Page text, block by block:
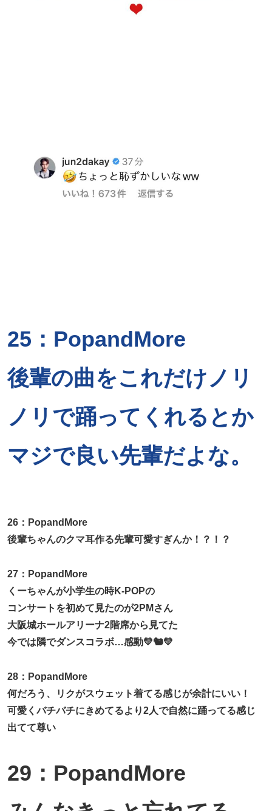
25：PopandMore
後輩の曲をこれだけノリ
ノリで踊ってくれるとか
マジで良い先輩だよな。
26：PopandMore
後輩ちゃんのクマ耳作る先輩可愛すぎんか！？！？
27：PopandMore
くーちゃんが小学生の時K-POPの
コンサートを初めて見たのが2PMさん
大阪城ホールアリーナ2階席から見てた
今では隣でダンスコラボ…感動💛🐿️💛
28：PopandMore
何だろう、リクがスウェット着てる感じが余計にいい！
可愛くバチバチにきめてるより2人で自然に踊ってる感じ
出てて尊い
29：PopandMore